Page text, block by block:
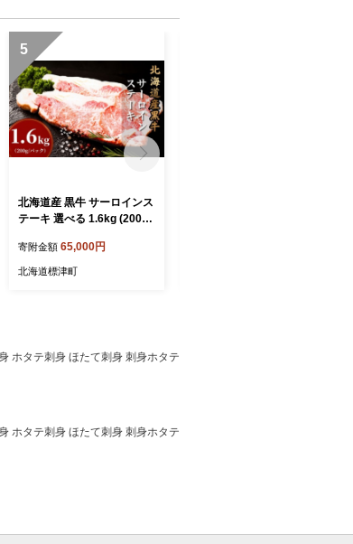
5
北海道産 黒牛 サーロインス
テーキ 選べる 1.6kg (200g×
寄附金額 65,000円
北海道標津町
ホタテ刺身 ほたて刺身 刺身ホタテ
ホタテ刺身 ほたて刺身 刺身ホタテ